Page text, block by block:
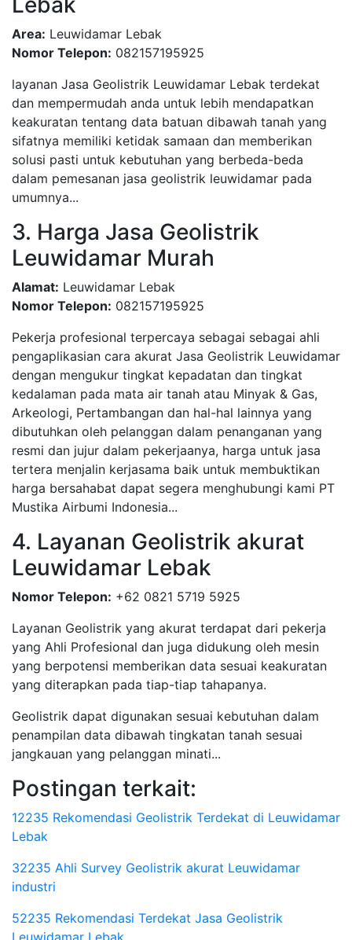
Area: Leuwidamar Lebak
Nomor Telepon: 082157195925
layanan Jasa Geolistrik Leuwidamar Lebak terdekat
dan mempermudah anda untuk lebih mendapatkan
keakuratan tentang data batuan dibawah tanah yang
sifatnya memiliki ketidak samaan dan memberikan
solusi pasti untuk kebutuhan yang berbeda-beda
dalam pemesanan jasa geolistrik leuwidamar pada
umumnya...
3. Harga Jasa Geolistrik
Leuwidamar Murah
Alamat: Leuwidamar Lebak
Nomor Telepon: 082157195925
Pekerja profesional terpercaya sebagai sebagai ahli
pengaplikasian cara akurat Jasa Geolistrik Leuwidamar
dengan mengukur tingkat kepadatan dan tingkat
kedalaman pada mata air tanah atau Minyak & Gas,
Arkeologi, Pertambangan dan hal-hal lainnya yang
dibutuhkan oleh pelanggan dalam penanganan yang
resmi dan jujur dalam pekerjaanya, harga untuk jasa
tertera menjalin kerjasama baik untuk membuktikan
harga bersahabat dapat segera menghubungi kami PT
Mustika Airbumi Indonesia...
4. Layanan Geolistrik akurat
Leuwidamar Lebak
Nomor Telepon: +62 0821 5719 5925
Layanan Geolistrik yang akurat terdapat dari pekerja
yang Ahli Profesional dan juga didukung oleh mesin
yang berpotensi memberikan data sesuai keakuratan
yang diterapkan pada tiap-tiap tahapanya.
Geolistrik dapat digunakan sesuai kebutuhan dalam
penampilan data dibawah tingkatan tanah sesuai
jangkauan yang pelanggan minati...
Postingan terkait:
12235 Rekomendasi Geolistrik Terdekat di Leuwidamar
Lebak
32235 Ahli Survey Geolistrik akurat Leuwidamar
industri
52235 Rekomendasi Terdekat Jasa Geolistrik
Leuwidamar Lebak